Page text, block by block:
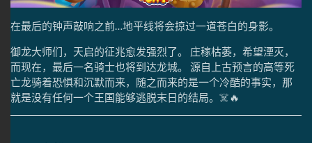
在最后的钟声敲响之前…地平线将会掠过一道苍白的身影。
御龙大师们，天启的征兆愈发强烈了。 庄稼枯萎，希望湮灭，
而现在，最后一名骑士也将到达龙城。 源自上古预言的高等死
亡龙骑着恐惧和沉默而来，随之而来的是一个冷酷的事实，那
就是没有任何一个王国能够逃脱末日的结局。☠️🔥